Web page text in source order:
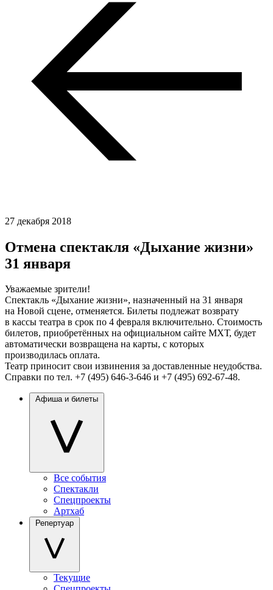
27 декабря 2018
Отмена спектакля «Дыхание жизни»
31 января
Уважаемые зрители!
Спектакль «Дыхание жизни», назначенный на 31 января
на Новой сцене, отменяется. Билеты подлежат возврату
в кассы театра в срок по 4 февраля включительно. Стоимость
билетов, приобретённых на официальном сайте МХТ, будет
автоматически возвращена на карты, с которых
производилась оплата.
Театр приносит свои извинения за доставленные неудобства.
Справки по тел. +7 (495) 646-3-646 и +7 (495) 692-67-48.
Афиша и билеты
Все события
Спектакли
Спецпроекты
Артхаб
Репертуар
Текущие